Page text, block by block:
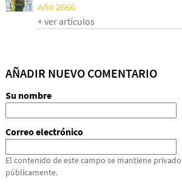
Año 2666
+ ver artículos
AÑADIR NUEVO COMENTARIO
Su nombre
Correo electrónico
El contenido de este campo se mantiene
públicamente.